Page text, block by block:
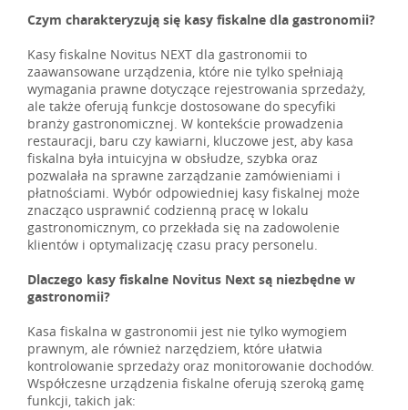
Czym charakteryzują się kasy fiskalne dla gastronomii?
Kasy fiskalne Novitus NEXT dla gastronomii to
zaawansowane urządzenia, które nie tylko spełniają
wymagania prawne dotyczące rejestrowania sprzedaży,
ale także oferują funkcje dostosowane do specyfiki
branży gastronomicznej. W kontekście prowadzenia
restauracji, baru czy kawiarni, kluczowe jest, aby kasa
fiskalna była intuicyjna w obsłudze, szybka oraz
pozwalała na sprawne zarządzanie zamówieniami i
płatnościami. Wybór odpowiedniej kasy fiskalnej może
znacząco usprawnić codzienną pracę w lokalu
gastronomicznym, co przekłada się na zadowolenie
klientów i optymalizację czasu pracy personelu.
Dlaczego kasy fiskalne Novitus Next są niezbędne w
gastronomii?
Kasa fiskalna w gastronomii jest nie tylko wymogiem
prawnym, ale również narzędziem, które ułatwia
kontrolowanie sprzedaży oraz monitorowanie dochodów.
Współczesne urządzenia fiskalne oferują szeroką gamę
funkcji, takich jak: